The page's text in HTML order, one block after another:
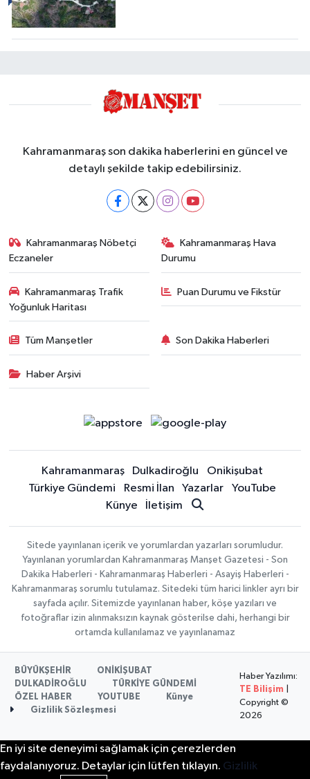
Kahramanmaraş son dakika haberlerini en güncel ve
detaylı şekilde takip edebilirsiniz.
Kahramanmaraş Nöbetçi
Eczaneler
Kahramanmaraş Hava
Durumu
Kahramanmaraş Trafik
Yoğunluk Haritası
Puan Durumu ve Fikstür
Tüm Manşetler Son Dakika Haberleri
Haber Arşivi
Kahramanmaraş Dulkadiroğlu
Onikişubat
Türkiye Gündemi
Resmi İlan Yazarlar
YouTube
Künye
İletişim
Sitede yayınlanan içerik ve yorumlardan yazarları sorumludur.
Yayınlanan yorumlardan Kahramanmaraş Manşet Gazetesi - Son
Dakika Haberleri - Kahramanmaraş Haberleri - Asayiş Haberleri -
Kahramanmaraş sorumlu tutulamaz. Sitedeki tüm harici linkler ayrı bir
sayfada açılır. Sitemizde yayınlanan haber, köşe yazıları ve
fotoğraflar izin alınmaksızın kaynak gösterilse dahi, herhangi bir
ortamda kullanılamaz ve yayınlanamaz
BÜYÜKŞEHİR
ONİKİŞUBAT
DULKADİROĞLU
TÜRKİYE GÜNDEMİ
ÖZEL HABER
YOUTUBE
Künye
Gizlilik Sözleşmesi
Haber Yazılımı:
TE Bilişim
Copyright ©
2026
En iyi site deneyimi sağlamak için çerezlerden
faydalanıyoruz. Detaylar için lütfen tıklayın. Gizlilik